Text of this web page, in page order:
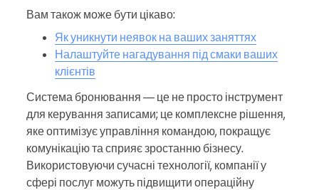
Вам також може бути цікаво:
Як уникнути неявок на ваших заняттях
Налаштуйте нагадування під смаки ваших
клієнтів
Система бронювання — це не просто інструмент
для керування записами; це комплексне рішення,
яке оптимізує управління командою, покращує
комунікацію та сприяє зростанню бізнесу.
Використовуючи сучасні технології, компанії у
сфері послуг можуть підвищити операційну